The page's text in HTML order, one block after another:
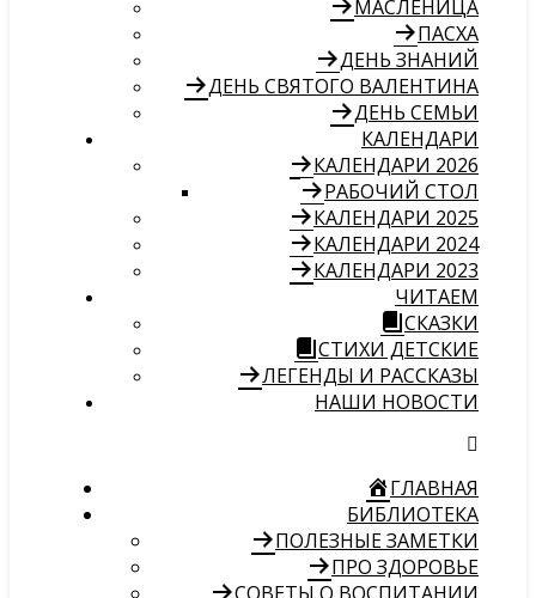
МАСЛЕНИЦА
ПАСХА
ДЕНЬ ЗНАНИЙ
ДЕНЬ СВЯТОГО ВАЛЕНТИНА
ДЕНЬ СЕМЬИ
КАЛЕНДАРИ
КАЛЕНДАРИ 2026
РАБОЧИЙ СТОЛ
КАЛЕНДАРИ 2025
КАЛЕНДАРИ 2024
КАЛЕНДАРИ 2023
ЧИТАЕМ
СКАЗКИ
СТИХИ ДЕТСКИЕ
ЛЕГЕНДЫ И РАССКАЗЫ
НАШИ НОВОСТИ
ГЛАВНАЯ
БИБЛИОТЕКА
ПОЛЕЗНЫЕ ЗАМЕТКИ
ПРО ЗДОРОВЬЕ